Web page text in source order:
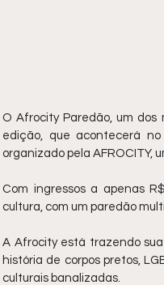
O Afrocity Paredão, um dos
edição, que acontecerá
organizado pela AFROCITY,
Com ingressos a apenas
cultura, com um paredão
A Afrocity está trazendo
história de corpos pretos,
culturais banalizadas.